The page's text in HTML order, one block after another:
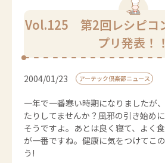
Vol.125 第2回レシピコ
プリ発表！！
2004/01/23 アーテック倶楽部ニュース
一年で一番寒い時期になりましたが
たりしてませんか？風邪の引き始め
そうですよ。あとは良く寝て、よく
が一番ですね。健康に気をつけてこ
う!